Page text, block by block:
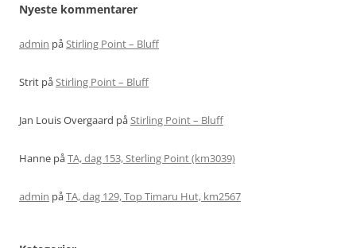
Nyeste kommentarer
admin påStirling Point – Bluff
Strit påStirling Point – Bluff
Jan Louis Overgaard påStirling Point – Bluff
Hanne påTA, dag 153, Sterling Point (km3039)
admin påTA, dag 129, Top Timaru Hut, km2567